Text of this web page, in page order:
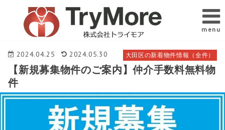
menu
大田区の新着物件情報（全件）
2024.04.25 2024.05.30
【新規募集物件のご案内】仲介手数料無料物
件